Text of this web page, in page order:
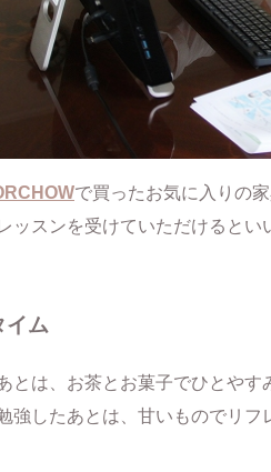
で買ったお気に入りの
ッスンを受けていただけるとい
イム
とは、お茶とお菓子でひとやす
強したあとは、甘いものでリフ